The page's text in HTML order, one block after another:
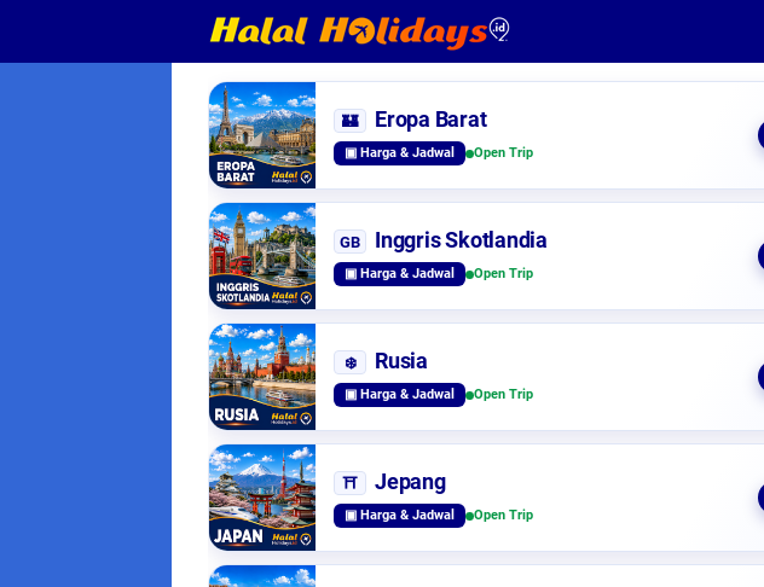
🏰 Eropa Barat
▣ Harga & Jadwal Open Trip
GB Inggris Skotlandia
▣ Harga & Jadwal Open Trip
❄️ Rusia
▣ Harga & Jadwal Open Trip
⛩️ Jepang
▣ Harga & Jadwal Open Trip